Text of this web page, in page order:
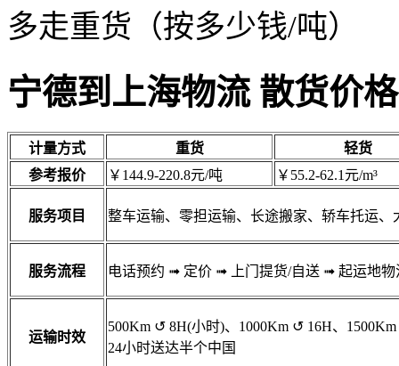
多走重货（按多少钱/吨）
宁德到上海物流 散货价格
计量方式 重货
轻货
参考报价
￥144.9-220.8元/吨 ￥55.2-62.1元/m³
服务项目 整车运输、零担运输、长途搬家、轿车托运
服务流程 电话预约 ➟ 定价 ➟ 上门提货/自送 ➟ 起运地
运输时效
500Km ↺ 8H(小时)、1000Km ↺ 16H、1500Km
24小时送达半个中国